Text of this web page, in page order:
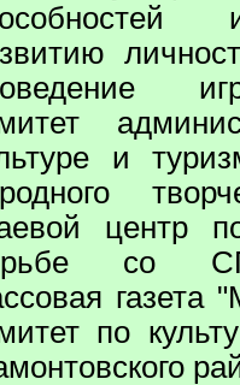
и
центр
со
газета
по